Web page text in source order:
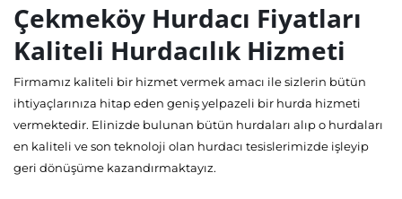
Çekmeköy Hurdacı Fiyatları
Kaliteli Hurdacılık Hizmeti
Firmamız kaliteli bir hizmet vermek amacı ile sizlerin bütün
ihtiyaçlarınıza hitap eden geniş yelpazeli bir hurda hizmeti
vermektedir. Elinizde bulunan bütün hurdaları alıp o hurdaları
en kaliteli ve son teknoloji olan hurdacı tesislerimizde işleyip
geri dönüşüme kazandırmaktayız.